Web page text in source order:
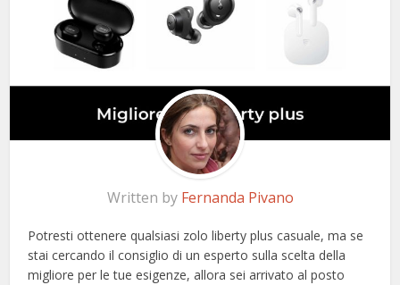
Written by Fernanda Pivano
Potresti ottenere qualsiasi zolo liberty plus casuale, ma se
stai cercando il consiglio di un esperto sulla scelta della
migliore per le tue esigenze, allora sei arrivato al posto